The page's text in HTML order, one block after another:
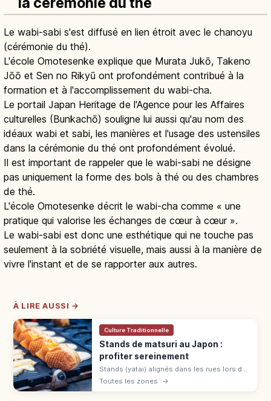
Le wabi-sabi s'est diffusé en lien étroit avec le chanoyu
(cérémonie du thé).
L'école Omotesenke explique que Murata Jukō, Takeno
Jōō et Sen no Rikyū ont profondément contribué à la
formation et à l'accomplissement du wabi-cha.
Le portail Japan Heritage de l'Agence pour les Affaires
culturelles (Bunkachō) souligne lui aussi qu'au nom des
idéaux wabi et sabi, les manières et l'usage des ustensiles
dans la cérémonie du thé ont profondément évolué.
Il est important de rappeler que le wabi-sabi ne désigne
pas uniquement la forme des bols à thé ou des chambres
de thé.
L'école Omotesenke décrit le wabi-cha comme « une
pratique qui valorise les échanges de cœur à cœur ».
Le wabi-sabi est donc une esthétique qui ne touche pas
seulement à la sobriété visuelle, mais aussi à la manière de
vivre l'instant et de se rapporter aux autres.
À LIRE AUSSI →
Culture Traditionnelle
Stands de matsuri au Japon :
profiter sereinement
Stands (yatai) alignés dans les rues lors des
matsuri japonais du printemps à l'automne :
Toutes les zones →